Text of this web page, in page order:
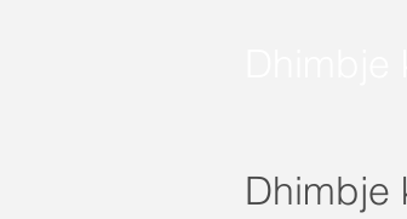
Dhimbje